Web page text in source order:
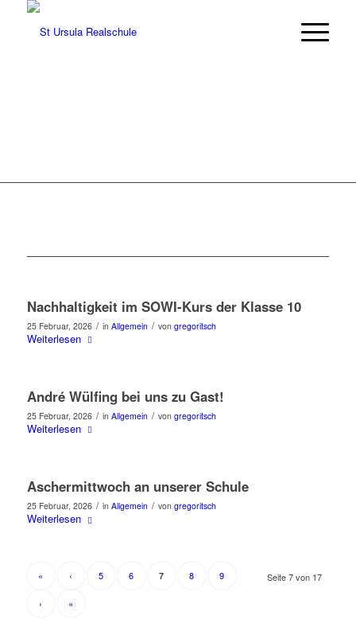
Nachhaltigkeit im SOWI-Kurs der Klasse 10
25 Februar, 2026 / in Allgemein / von gregoritsch
Weiterlesen
André Wülfing bei uns zu Gast!
25 Februar, 2026 / in Allgemein / von gregoritsch
Weiterlesen
Aschermittwoch an unserer Schule
25 Februar, 2026 / in Allgemein / von gregoritsch
Weiterlesen
Seite 7 von 17
« ‹ 5 6 7 8 9
› »